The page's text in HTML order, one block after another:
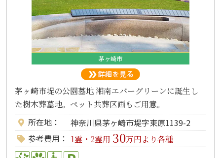
茅ヶ崎市
茅ヶ崎市堤の公園墓地 湘南エバーグリーンに誕生し
た樹木葬墓地。ペット共葬区画もご用意。
所在地
神奈川県茅ヶ崎市堤字東原1139-2
参考費用
1霊・2霊用 30万円より各種